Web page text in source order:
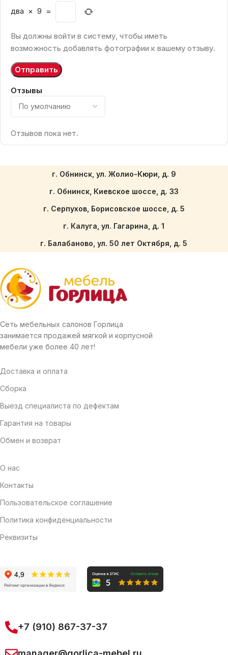
Отзывы
Отзывов пока нет.
два × 9 =
Вы должны войти в систему, чтобы иметь
возможность добавлять фотографии к вашему отзыву.
г. Обнинск, ул. Жолио-Кюри, д. 9
г. Обнинск, Киевское шоссе, д. 33
г. Серпухов, Борисовское шоссе, д. 5
г. Калуга, ул. Гагарина, д. 1
г. Балабаново, ул. 50 лет Октября, д. 5
Сеть мебельных салонов Горлица
занимается продажей мягкой и корпусной
мебели уже более 40 лет!
Доставка и оплата
Сборка
Выезд специалиста по дефектам
Гарантия на товары
Обмен и возврат
О нас
Контакты
Пользовательское соглашение
Политика конфиденциальности
Реквизиты
+7 (910) 867-37-37